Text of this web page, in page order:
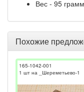
Вес - 95 грамм
Похожие
165-1042-001
1 шт на _Шереметьево-1